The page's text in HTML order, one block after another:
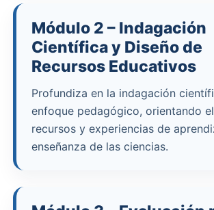
Módulo 2 – Indagación
Científica y Diseño de
Recursos Educativos
Profundiza en la indagación
enfoque pedagógico, orientando
recursos y experiencias de
enseñanza de las ciencias.